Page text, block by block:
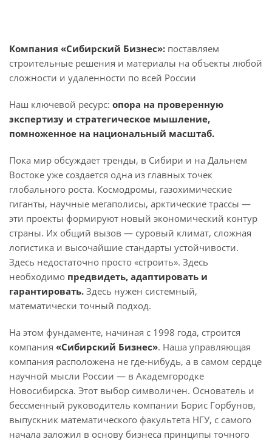
Компания «Сибирский Бизнес»: поставляем
строительные решения и материалы на объекты любой
сложности и удаленности по всей России
Наш ключевой ресурс: опора на проверенную
экспертизу и стратегическое мышление,
помноженное на национальный масштаб.
Пока мир обсуждает тренды, в Сибири и на Дальнем
Востоке уже создается одна из главных точек
глобального роста. Космодромы, газохимические
гиганты, научные мегаполисы, арктические трассы —
эти проекты формируют новый экономический контур
страны. Их общий вызов — суровый климат, сложная
логистика и высочайшие стандарты устойчивости.
Здесь недостаточно просто «строить». Здесь
необходимо предвидеть, адаптировать и
гарантировать. Здесь нужен системный,
математически точный подход.
На этом фундаменте, начиная с 1998 года, строится
компания «Сибирский Бизнес». Наша управляющая
компания расположена не где-нибудь, а в самом сердце
научной мысли России — в Академгородке
Новосибирска. Этот выбор символичен. Основатель и
бессменный руководитель компании Борис Горбунов,
выпускник математического факультета НГУ, с самого
начала заложил в основу бизнеса принципы точного